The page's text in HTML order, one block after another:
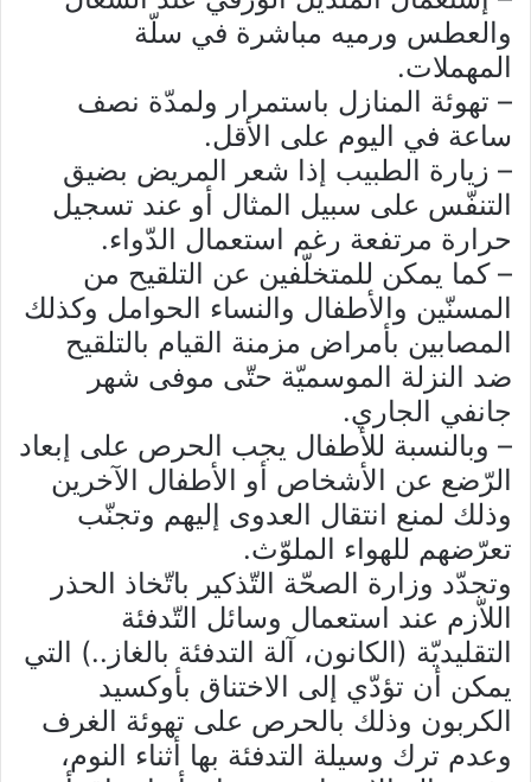
والعطس ورميه مباشرة في سلّة
المهملات.
– تهوئة المنازل باستمرار ولمدّة نصف
ساعة في اليوم على الأقل.
– زيارة الطبيب إذا شعر المريض بضيق
التنفّس على سبيل المثال أو عند تسجيل
حرارة مرتفعة رغم استعمال الدّواء.
– كما يمكن للمتخلّفين عن التلقيح من
المسنّين والأطفال والنساء الحوامل وكذلك
المصابين بأمراض مزمنة القيام بالتلقيح
ضد النزلة الموسميّة حتّى موفى شهر
جانفي الجاري.
– وبالنسبة للأطفال يجب الحرص على إبعاد
الرّضع عن الأشخاص أو الأطفال الآخرين
وذلك لمنع انتقال العدوى إليهم وتجنّب
تعرّضهم للهواء الملوّث.
وتجدّد وزارة الصحّة التّذكير باتّخاذ الحذر
اللاّزم عند استعمال وسائل التّدفئة
التقليديّة (الكانون، آلة التدفئة بالغاز..) التي
يمكن أن تؤدّي إلى الاختناق بأوكسيد
الكربون وذلك بالحرص على تهوئة الغرف
وعدم ترك وسيلة التدفئة بها أثناء النوم،